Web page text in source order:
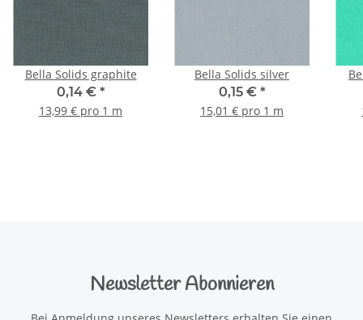
Bella Solids graphite
0,14 € *
13,99 € pro 1 m
Bella Solids silver
0,15 € *
15,01 € pro 1 m
Newsletter Abonnieren